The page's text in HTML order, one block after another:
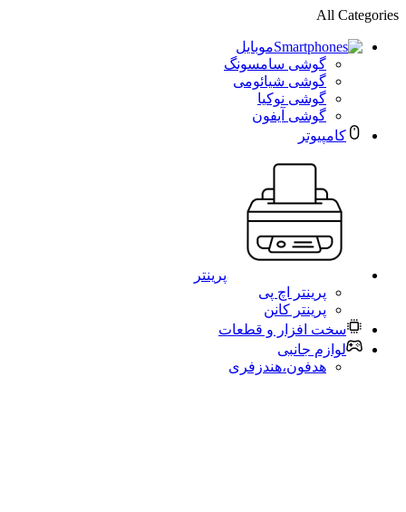
All Categories
موبایل
گوشی سامسونگ
گوشی شیائومی
گوشی نوکیا
گوشی آیفون
کامپیوتر
پرینتر
پرینتر اچ پی
پرینتر کانن
سخت افزار و قطعات
لوازم جانبی
هدفون،هندزفری